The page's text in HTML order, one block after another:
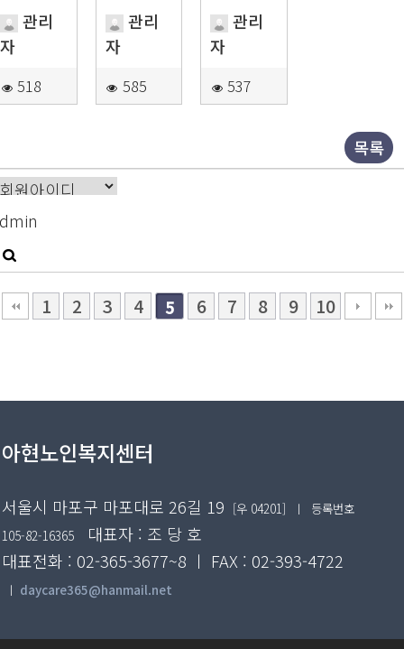
관리
자
518
관리
자
585
관리
자
537
목록
1 2 3 4 5 6 7 8 9 10
아현노인복지센터
서울시 마포구 마포대로 26길 19 [우 04201]
ㅣ 등록번호
105-82-16365
대표자 : 조 당 호
대표전화 : 02-365-3677~8 ㅣ FAX : 02-393-4722
ㅣ daycare365@hanmail.net